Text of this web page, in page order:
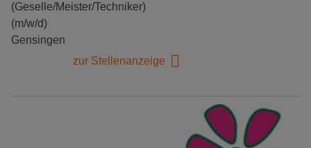
(Geselle/Meister/Techniker)
(m/w/d)
Gensingen
zur Stellenanzeige